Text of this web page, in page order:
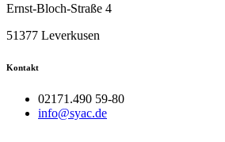
Ernst-Bloch-Straße 4
51377 Leverkusen
Kontakt
02171.490 59-80
info@syac.de